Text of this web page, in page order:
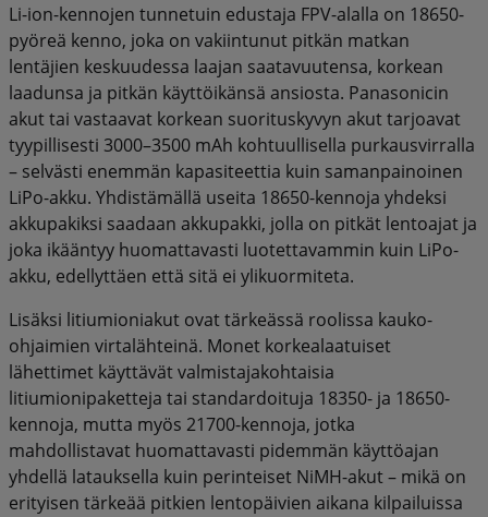
Li-ion-kennojen tunnetuin edustaja FPV-alalla on 18650-
pyöreä kenno, joka on vakiintunut pitkän matkan
lentäjien keskuudessa laajan saatavuutensa, korkean
laadunsa ja pitkän käyttöikänsä ansiosta. Panasonicin
akut tai vastaavat korkean suorituskyvyn akut tarjoavat
tyypillisesti 3000–3500 mAh kohtuullisella purkausvirralla
– selvästi enemmän kapasiteettia kuin samanpainoinen
LiPo-akku. Yhdistämällä useita 18650-kennoja yhdeksi
akkupakiksi saadaan akkupakki, jolla on pitkät lentoajat ja
joka ikääntyy huomattavasti luotettavammin kuin LiPo-
akku, edellyttäen että sitä ei ylikuormiteta.
Lisäksi litiumioniakut ovat tärkeässä roolissa kauko-
ohjaimien virtalähteinä. Monet korkealaatuiset
lähettimet käyttävät valmistajakohtaisia
litiumionipaketteja tai standardoituja 18350- ja 18650-
kennoja, mutta myös 21700-kennoja, jotka
mahdollistavat huomattavasti pidemmän käyttöajan
yhdellä latauksella kuin perinteiset NiMH-akut – mikä on
erityisen tärkeää pitkien lentopäivien aikana kilpailuissa